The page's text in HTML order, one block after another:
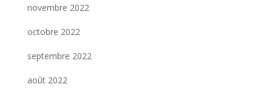
novembre 2022
octobre 2022
septembre 2022
août 2022